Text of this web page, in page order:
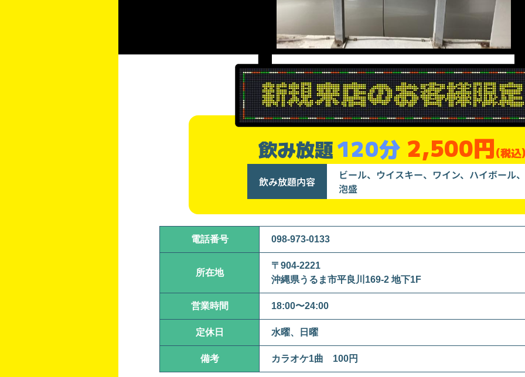
飲み放題120分 2,500円(税込
飲み放題内容
ビール、ウイスキー、ワイン、ハイボール、
泡盛
電話番号 098-973-0133
所在地
〒904-2221
沖縄県うるま市平良川169-2 地下1F
営業時間 18:00〜24:00
定休日 水曜、日曜
備考 カラオケ1曲 100円